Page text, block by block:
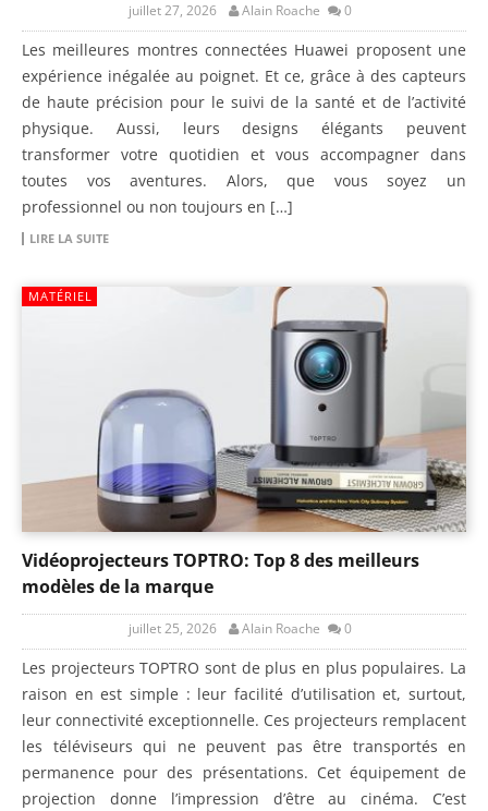
juillet 27, 2026 Alain Roache 0
Les meilleures montres connectées Huawei proposent une
expérience inégalée au poignet. Et ce, grâce à des capteurs
de haute précision pour le suivi de la santé et de l’activité
physique. Aussi, leurs designs élégants peuvent
transformer votre quotidien et vous accompagner dans
toutes vos aventures. Alors, que vous soyez un
professionnel ou non toujours en […]
LIRE LA SUITE
MATÉRIEL
Vidéoprojecteurs TOPTRO: Top 8 des meilleurs
modèles de la marque
juillet 25, 2026 Alain Roache 0
Les projecteurs TOPTRO sont de plus en plus populaires. La
raison en est simple : leur facilité d’utilisation et, surtout,
leur connectivité exceptionnelle. Ces projecteurs remplacent
les téléviseurs qui ne peuvent pas être transportés en
permanence pour des présentations. Cet équipement de
projection donne l’impression d’être au cinéma. C’est